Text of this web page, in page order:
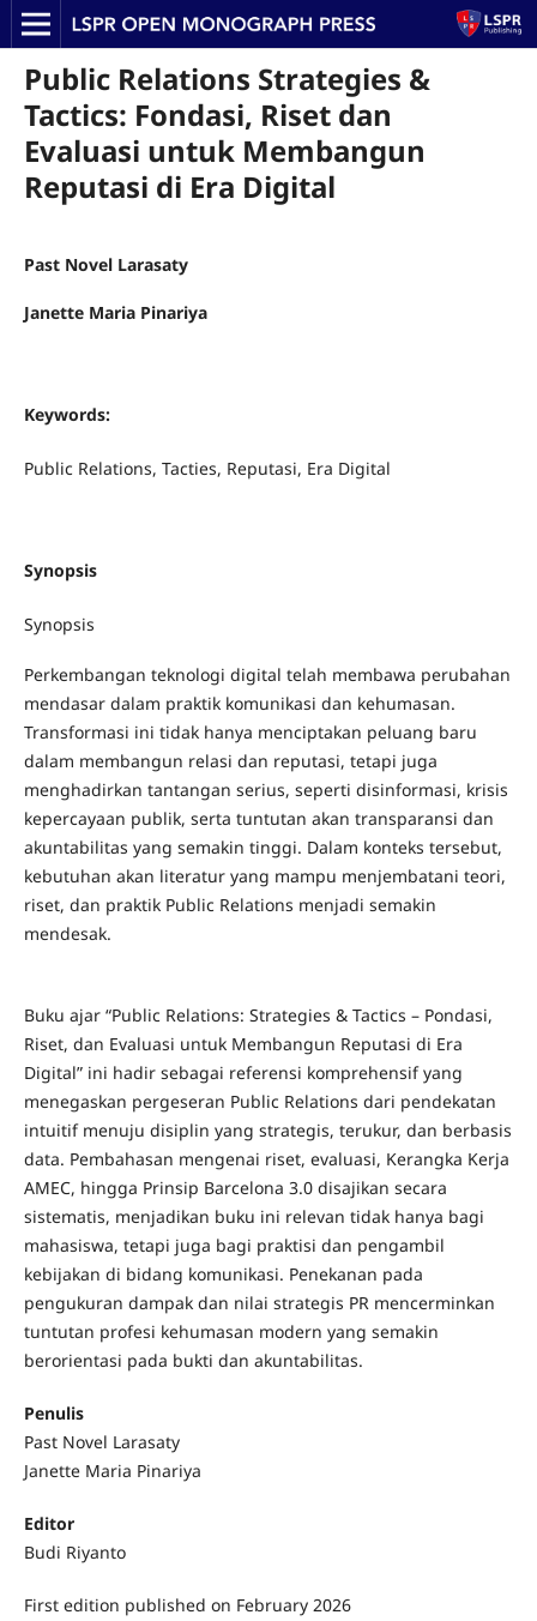
Public Relations Strategies &
Tactics: Fondasi, Riset dan
Evaluasi untuk Membangun
Reputasi di Era Digital
Past Novel Larasaty
Janette Maria Pinariya
Keywords:
Public Relations, Tacties, Reputasi, Era Digital
Synopsis
Synopsis
Perkembangan teknologi digital telah membawa perubahan
mendasar dalam praktik komunikasi dan kehumasan.
Transformasi ini tidak hanya menciptakan peluang baru
dalam membangun relasi dan reputasi, tetapi juga
menghadirkan tantangan serius, seperti disinformasi, krisis
kepercayaan publik, serta tuntutan akan transparansi dan
akuntabilitas yang semakin tinggi. Dalam konteks tersebut,
kebutuhan akan literatur yang mampu menjembatani teori,
riset, dan praktik Public Relations menjadi semakin
mendesak.
Buku ajar “Public Relations: Strategies & Tactics – Pondasi,
Riset, dan Evaluasi untuk Membangun Reputasi di Era
Digital” ini hadir sebagai referensi komprehensif yang
menegaskan pergeseran Public Relations dari pendekatan
intuitif menuju disiplin yang strategis, terukur, dan berbasis
data. Pembahasan mengenai riset, evaluasi, Kerangka Kerja
AMEC, hingga Prinsip Barcelona 3.0 disajikan secara
sistematis, menjadikan buku ini relevan tidak hanya bagi
mahasiswa, tetapi juga bagi praktisi dan pengambil
kebijakan di bidang komunikasi. Penekanan pada
pengukuran dampak dan nilai strategis PR mencerminkan
tuntutan profesi kehumasan modern yang semakin
berorientasi pada bukti dan akuntabilitas.
Penulis
Past Novel Larasaty
Janette Maria Pinariya
Editor
Budi Riyanto
First edition published on February 2026